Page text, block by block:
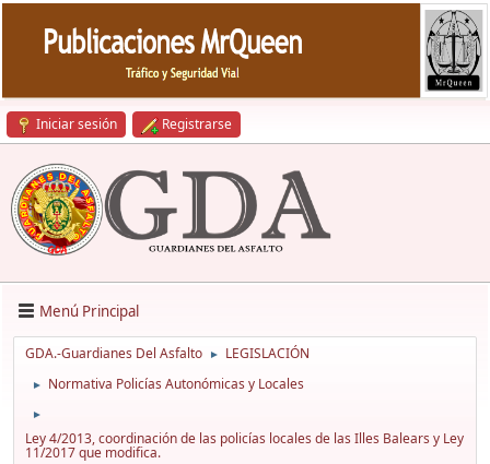
Iniciar sesión Registrarse
Menú Principal
GDA.-Guardianes Del Asfalto ► LEGISLACIÓN
► Normativa Policías Autonómicas y Locales
►
Ley 4/2013, coordinación de las policías locales de las Illes Balears y Ley
11/2017 que modifica.